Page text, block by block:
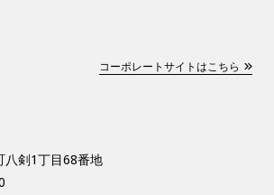
コーポレートサイトはこちら
八剣1丁目68番地